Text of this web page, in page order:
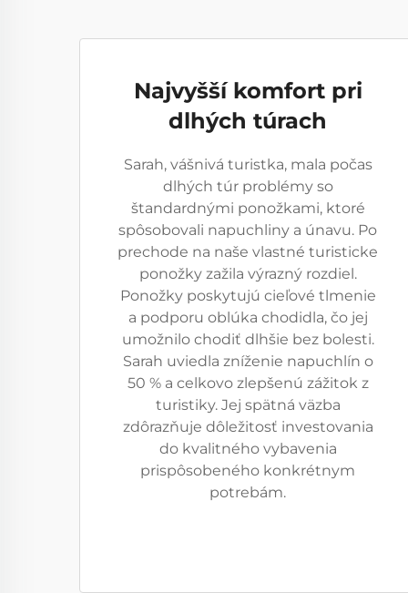
Najvyšší komfort pri
dlhých túrach
Sarah, vášnivá turistka, mala počas
dlhých túr problémy so
štandardnými ponožkami, ktoré
spôsobovali napuchliny a únavu. Po
prechode na naše vlastné turisticke
ponožky zažila výrazný rozdiel.
Ponožky poskytujú cieľové tlmenie
a podporu oblúka chodidla, čo jej
umožnilo chodiť dlhšie bez bolesti.
Sarah uviedla zníženie napuchlín o
50 % a celkovo zlepšenú zážitok z
turistiky. Jej spätná väzba
zdôrazňuje dôležitosť investovania
do kvalitného vybavenia
prispôsobeného konkrétnym
potrebám.